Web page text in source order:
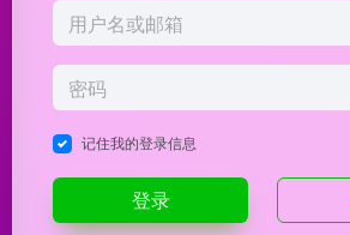
记住我的登录信息
登录